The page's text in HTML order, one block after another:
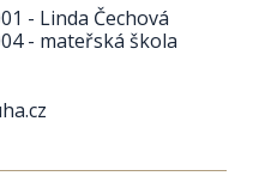
- Linda Čechová
- mateřská škola